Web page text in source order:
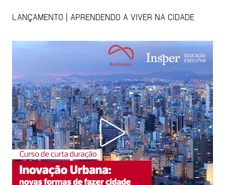
LANÇAMENTO | APRENDENDO A VIVER NA CIDADE